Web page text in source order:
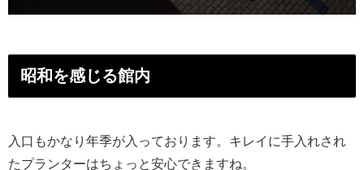
昭和を感じる館内
入口もかなり年季が入っております。キレイに手入れされ
たプランターはちょっと安心できますね。